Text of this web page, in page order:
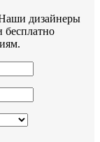
дизайнеры
бесплатно